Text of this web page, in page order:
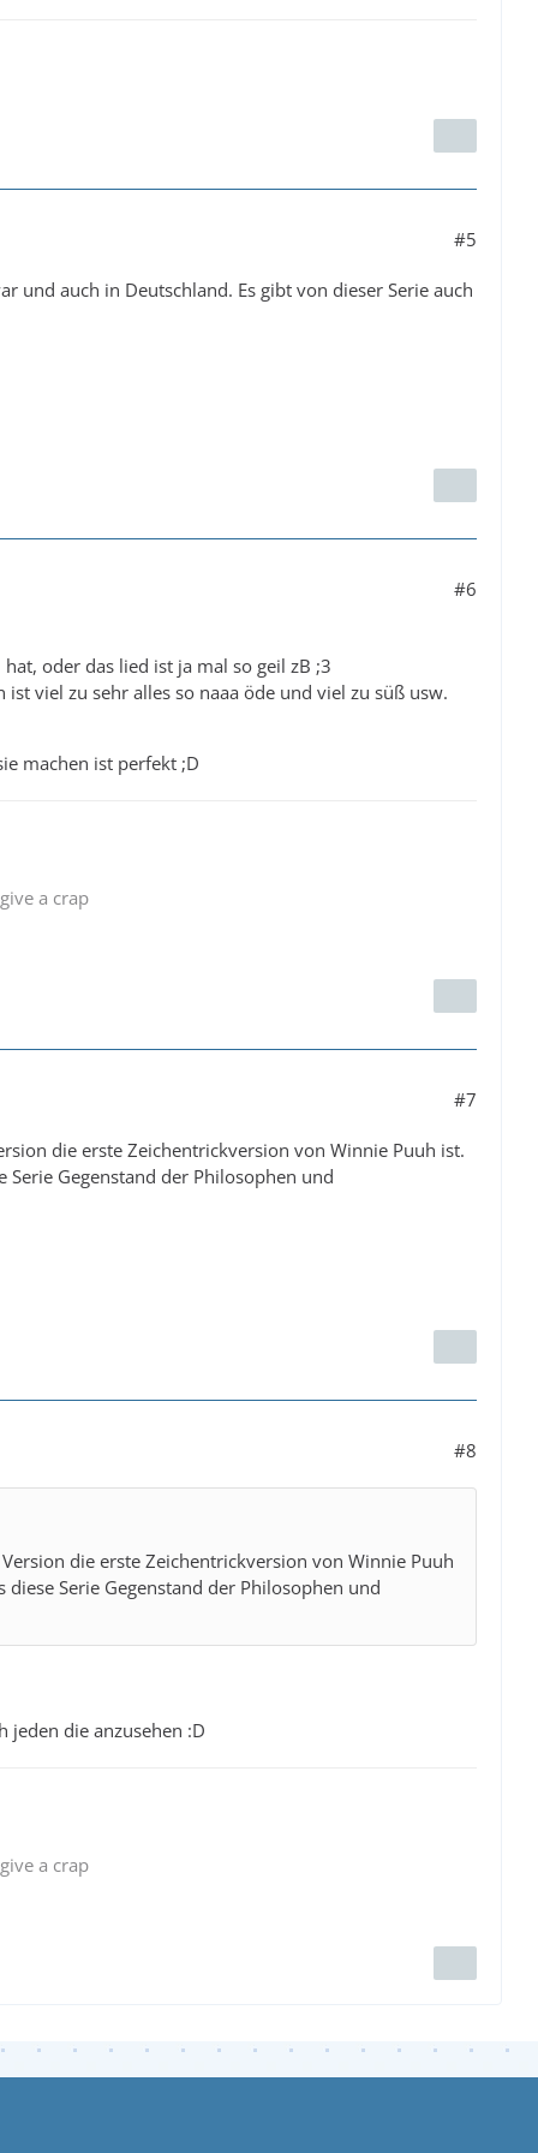
#5
und auch in Deutschland. Es gibt von dieser Serie auch
#6
oder das lied ist ja mal so geil zB ;3
viel zu sehr alles so naaa öde und viel zu süß usw.
machen ist perfekt ;D
a crap
#7
die erste Zeichentrickversion von Winnie Puuh ist.
Serie Gegenstand der Philosophen und
#8
die erste Zeichentrickversion von Winnie Puuh
Serie Gegenstand der Philosophen und
jeden die anzusehen :D
a crap